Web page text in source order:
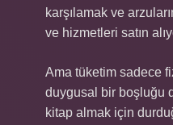
karşılamak ve
ve hizmetleri satın
Ama tüketim sadece
duygusal bir boşluğu
kitap almak için